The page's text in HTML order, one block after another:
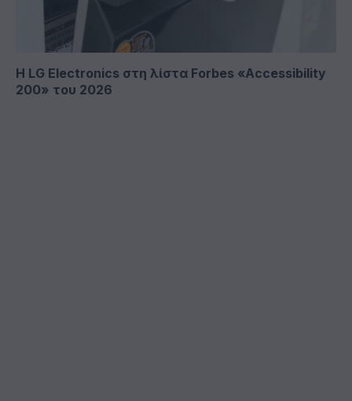
Η LG Electronics στη λίστα Forbes «Accessibility
200» του 2026